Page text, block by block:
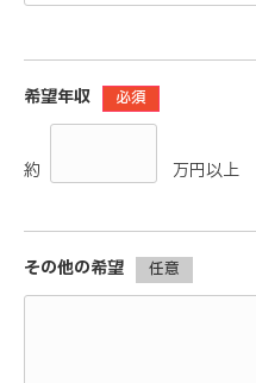
希望年収 必須
約 万円以上
その他の希望 任意